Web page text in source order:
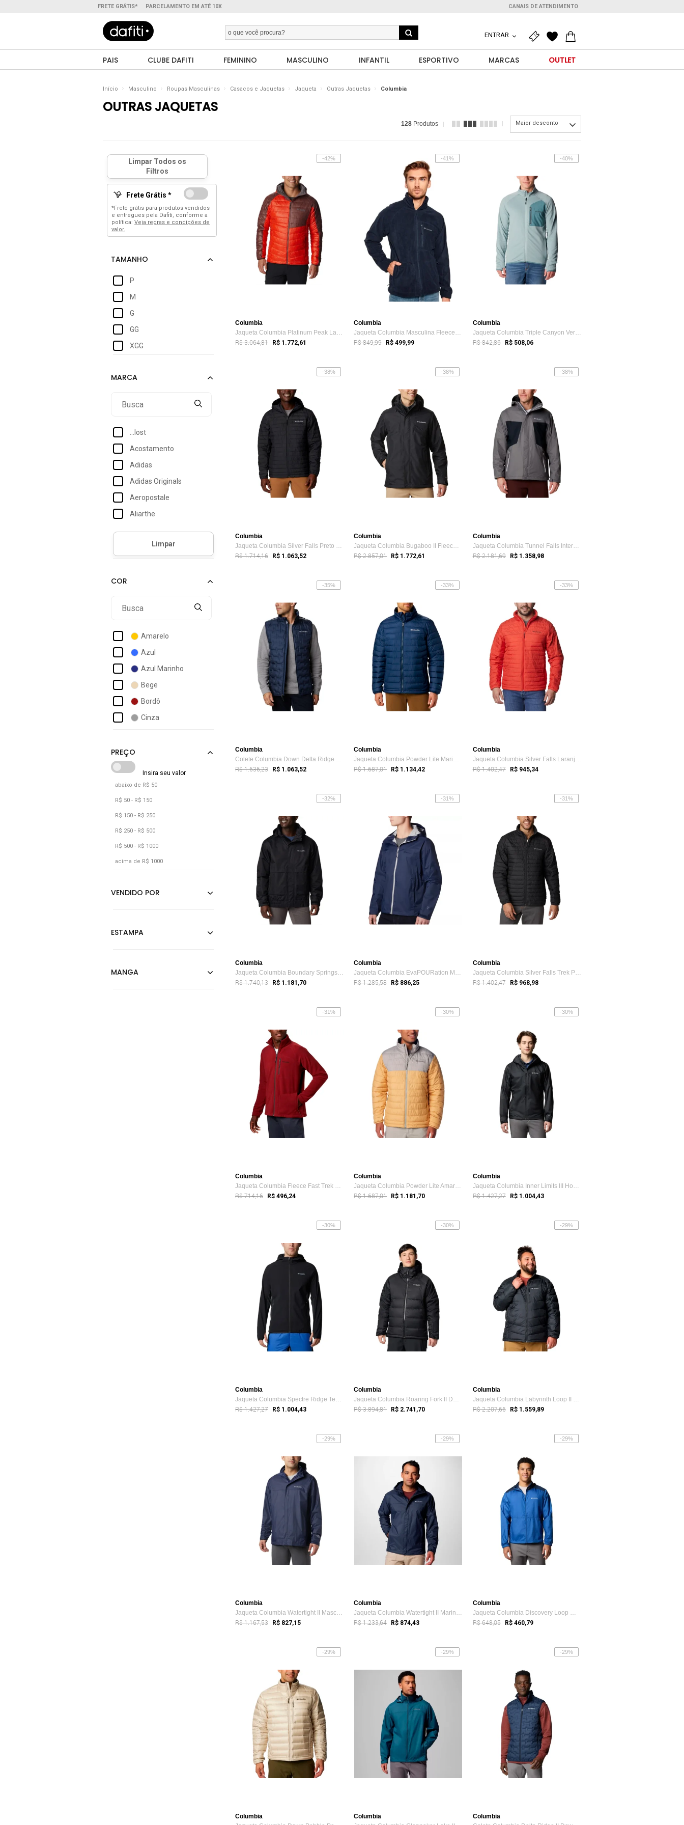
FRETE GRÁTIS* PARCELAMENTO EM ATÉ 10X CANAIS DE ATENDIMENTO
ENTRAR
PAIS CLUBE DAFITI FEMININO MASCULINO INFANTIL ESPORTIVO MARCAS OUTLET
Início Masculino Roupas Masculinas Casacos e Jaquetas Jaqueta Outras Jaquetas Columbia
OUTRAS JAQUETAS
128 Produtos Maior desconto
Frete Grátis *
*Frete grátis para produtos vendidos
e entregues pela Dafiti, conforme a
política: Veja regras e condições de
valor.
P
M
G
GG
XGG
...lost
Acostamento
Adidas
Adidas Originals
Aeropostale
Aliarthe
Alleppo Jeans
Alto Conceito
Billabong
Amarelo
Azul
Azul Marinho
Bege
Bordô
Cinza
Preto
Verde
Vermelho
abaixo de R$ 50
R$ 50 - R$ 150
R$ 150 - R$ 250
R$ 250 - R$ 500
R$ 500 - R$ 1000
acima de R$ 1000
-42%
Columbia
Jaqueta Columbia Platinum Peak Laranja Masculino
R$ 3.064,81 R$ 1.772,61
-41%
Columbia
Jaqueta Columbia Masculina Fleece Fast T...
R$ 849,99 R$ 499,99
-40%
Columbia
Jaqueta Columbia Triple Canyon Verde Cla...
R$ 842,86 R$ 508,06
-38%
Columbia
Jaqueta Columbia Silver Falls Preto Masculino
R$ 1.714,16 R$ 1.063,52
-38%
Columbia
Jaqueta Columbia Bugaboo II Fleece Inter...
R$ 2.857,01 R$ 1.772,61
-38%
Columbia
Jaqueta Columbia Tunnel Falls Interchang...
R$ 2.181,69 R$ 1.358,98
-35%
Columbia
Colete Columbia Down Delta Ridge Marinho Masculino
R$ 1.636,23 R$ 1.063,52
-33%
Columbia
Jaqueta Columbia Powder Lite Marinho Masculina
R$ 1.687,01 R$ 1.134,42
-33%
Columbia
Jaqueta Columbia Silver Falls Laranja Masculino
R$ 1.402,47 R$ 945,34
-32%
Columbia
Jaqueta Columbia Boundary Springs Preto Masculino
R$ 1.740,13 R$ 1.181,70
-31%
Columbia
Jaqueta Columbia EvaPOURation Masculina ...
R$ 1.285,58 R$ 886,25
-31%
Columbia
Jaqueta Columbia Silver Falls Trek Preto Masculino
R$ 1.402,47 R$ 968,98
-31%
Columbia
Jaqueta Columbia Fleece Fast Trek 2 Verm...
R$ 714,16 R$ 496,24
-30%
Columbia
Jaqueta Columbia Powder Lite Amarelo Masculina
R$ 1.687,01 R$ 1.181,70
-30%
Columbia
Jaqueta Columbia Inner Limits III Hooded...
R$ 1.427,27 R$ 1.004,43
-30%
Columbia
Jaqueta Columbia Spectre Ridge Tech Flee...
R$ 1.427,27 R$ 1.004,43
-30%
Columbia
Jaqueta Columbia Roaring Fork II Down Pr...
R$ 3.894,81 R$ 2.741,70
-29%
Columbia
Jaqueta Columbia Labyrinth Loop II Plus ...
R$ 2.207,66 R$ 1.559,89
-29%
Columbia
Jaqueta Columbia Watertight II Masculina...
R$ 1.167,53 R$ 827,15
-29%
Columbia
Jaqueta Columbia Watertight II Marinho Masculino
R$ 1.233,64 R$ 874,43
-29%
Columbia
Jaqueta Columbia Discovery Loop Windbrea...
R$ 648,05 R$ 460,79
-29%
Columbia
-29%
Columbia
-29%
Columbia